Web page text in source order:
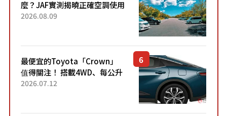
麼？JAF實測揭曉正確空調使用
方式
2026.08.09
最便宜的Toyota「Crown」
值得關注！ 搭載4WD、每公升
22.4公里低油耗表現超亮眼！
2026.07.12